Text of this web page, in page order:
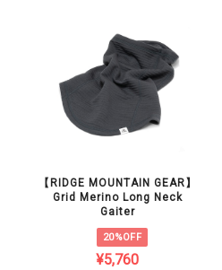
【RIDGE MOUNTAIN GEAR】
Grid Merino Long Neck
Gaiter
20%OFF
¥5,760